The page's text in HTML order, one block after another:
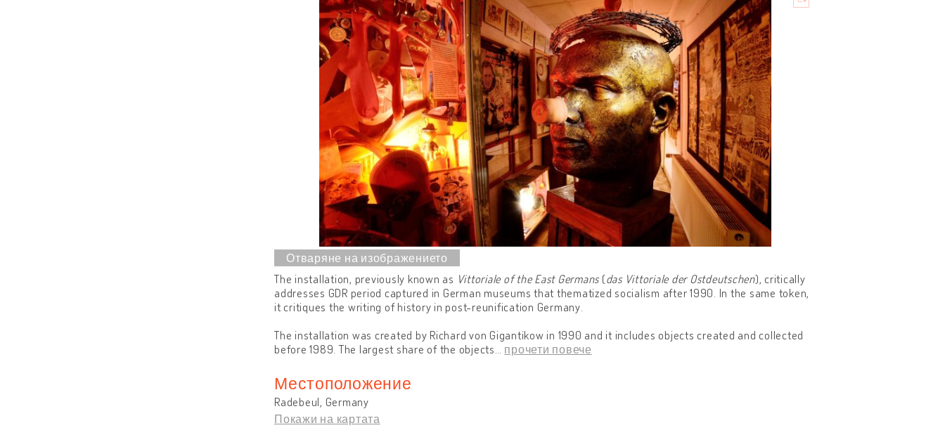
The installation, previously known as Vittoriale of the East Germans (das Vittoriale der Ostdeutschen), critically
addresses GDR period captured in German museums that thematized socialism after 1990. In the same token,
it critiques the writing of history in post-reunification Germany.
The installation was created by Richard von Gigantikow in 1990 and it includes objects created and collected
before 1989. The largest share of the objects
прочети повече
Местоположение
Radebeul, Germany
Покажи на картата